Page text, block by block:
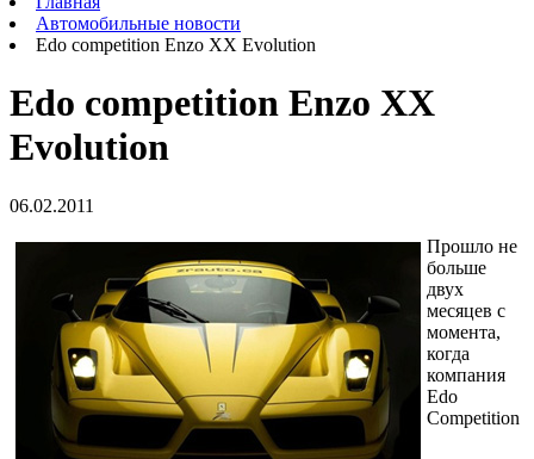
Автомобильные новости
Edo competition Enzo XX Evolution
Edo competition Enzo XX
Evolution
06.02.2011
Прошло не
больше
двух
месяцев с
момента,
когда
компания
Edo
Competition